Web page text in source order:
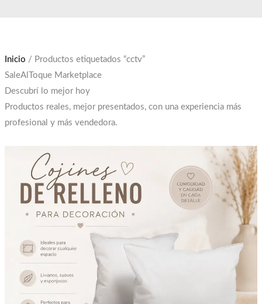
Inicio / Productos etiquetados “cctv”
SaleAlToque Marketplace
Descubrí lo mejor hoy
Productos reales, mejor presentados, con una experiencia más
profesional y más vendedora.
era:
$12,000.
es:
$10,000.